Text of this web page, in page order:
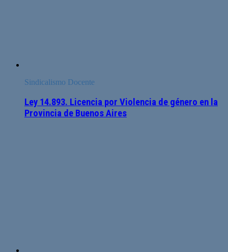
Sindicalismo Docente
Ley 14.893. Licencia por Violencia de género en la
Provincia de Buenos Aires